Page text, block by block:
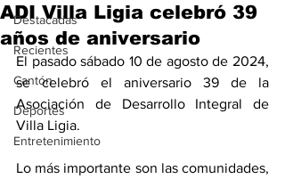
Destacadas
Recientes
Cantón
Deportes
Entretenimiento
ADI Villa Ligia celebró 39
años de aniversario
El pasado sábado 10 de agosto de 2024,
se celebró el aniversario 39 de la
Asociación de Desarrollo Integral de
Villa Ligia.
Lo más importante son las comunidades,